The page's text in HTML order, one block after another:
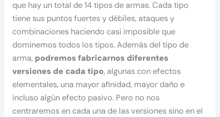
que hay un total de 14 tipos de armas. Cada tipo
tiene sus puntos fuertes y débiles, ataques y
combinaciones haciendo casi imposible que
dominemos todos los tipos. Además del tipo de
arma, podremos fabricarnos diferentes
versiones de cada tipo, algunas con efectos
elementales, una mayor afinidad, mayor daño e
incluso algún efecto pasivo. Pero no nos
centraremos en cada una de las versiones sino en el